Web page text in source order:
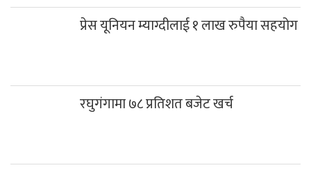
प्रेस यूनियन म्याग्दीलाई १ लाख रुपैया सहयोग
रघुगंगामा ७८ प्रतिशत बजेट खर्च